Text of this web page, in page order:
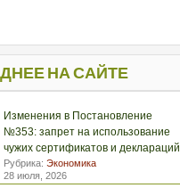
НА САЙТЕ
Изменения в Постановление
№353: запрет на использование
чужих сертификатов и деклараций
Рубрика: Экономика
28 июля, 2026